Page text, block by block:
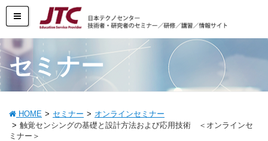
セミナー
HOME セミナー
オンラインセミナー
触覚センシングの基礎と設計方法および応用技術 ＜オンラインセ
ミナー＞